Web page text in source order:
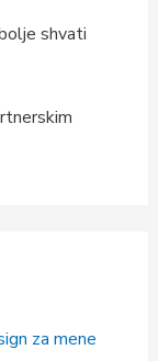
shvati
za mene